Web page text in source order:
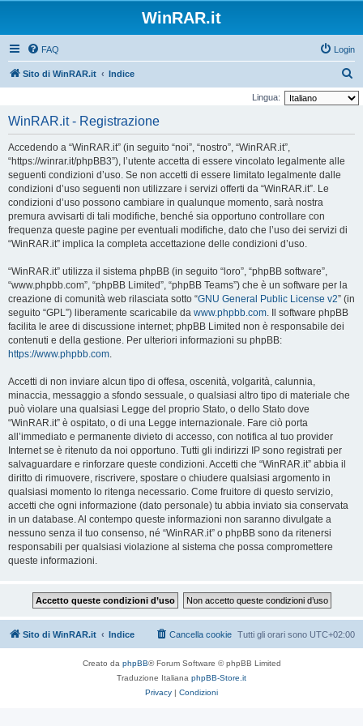
WinRAR.it
FAQ Login
Sito di WinRAR.it Indice
e
Lingua:
WinRAR.it - Registrazione
Accedendo a “WinRAR.it” (in seguito “noi”, “nostro”, “WinRAR.it”,
“https://winrar.it/phpBB3”), l’utente accetta di essere vincolato legalmente alle
seguenti condizioni d’uso. Se non accetti di essere limitato legalmente dalle
condizioni d’uso seguenti non utilizzare i servizi offerti da “WinRAR.it”. Le
condizioni d’uso possono cambiare in qualunque momento, sarà nostra
premura avvisarti di tali modifiche, benché sia opportuno controllare con
frequenza queste pagine per eventuali modifiche, dato che l’uso dei servizi di
“WinRAR.it” implica la completa accettazione delle condizioni d’uso.
“WinRAR.it” utilizza il sistema phpBB (in seguito “loro”, “phpBB software”,
“www.phpbb.com”, “phpBB Limited”, “phpBB Teams”) che è un software per la
creazione di comunità web rilasciata sotto “GNU General Public License v2” (in
seguito “GPL”) liberamente scaricabile da www.phpbb.com. Il software phpBB
facilita le aree di discussione internet; phpBB Limited non è responsabile dei
contenuti e della gestione. Per ulteriori informazioni su phpBB:
https://www.phpbb.com.
Accetti di non inviare alcun tipo di offesa, oscenità, volgarità, calunnia,
minaccia, messaggio a sfondo sessuale, o qualsiasi altro tipo di materiale che
può violare una qualsiasi Legge del proprio Stato, o dello Stato dove
“WinRAR.it” è ospitato, o di una Legge internazionale. Fare ciò porta
all’immediato e permanente divieto di accesso, con notifica al tuo provider
Internet se è ritenuto da noi opportuno. Tutti gli indirizzi IP sono registrati per
salvaguardare e rinforzare queste condizioni. Accetti che “WinRAR.it” abbia il
diritto di rimuovere, riscrivere, spostare o chiudere qualsiasi argomento in
qualsiasi momento lo ritenga necessario. Come fruitore di questo servizio,
accetti che ogni informazione (dato personale) tu abbia inviato sia conservata
in un database. Al contempo queste informazioni non saranno divulgate a
nessuno senza il tuo consenso, né “WinRAR.it” o phpBB sono da ritenersi
responsabili per qualsiasi violazione al sistema che possa compromettere
queste informazioni.
Sito di WinRAR.it Indice Tutti gli orari sono UTC+02:00
Cancella cookie
Creato da phpBB® Forum Software © phpBB Limited
Traduzione Italiana phpBB-Store.it
Privacy | Condizioni